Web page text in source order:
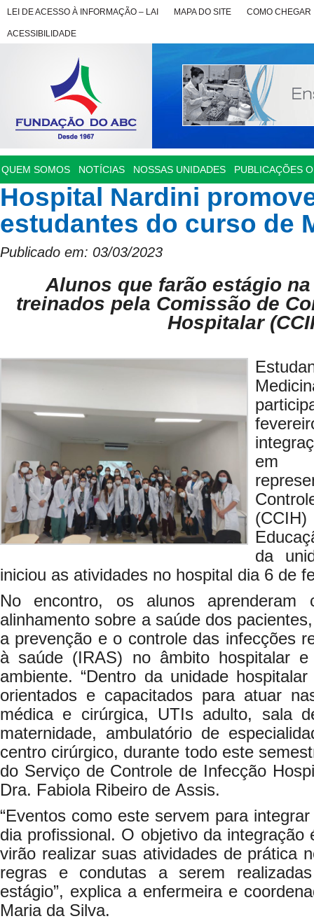
LEI DE ACESSO À INFORMAÇÃO – LAI MAPA DO SITE COMO CHEGAR
ACESSIBILIDADE
QUEM SOMOS NOTÍCIAS NOSSAS UNIDADES PUBLICAÇÕES
Hospital Nardini
estudantes do curso de
Publicado em: 03/03/2023
Alunos que farão estágio
treinados pela Comissão de
Hospitalar
em
da
iniciou as atividades no hospital dia 6 de
No encontro, os alunos
alinhamento sobre a saúde dos
a prevenção e o controle das infecções
à saúde (IRAS) no âmbito hospitalar
ambiente. “Dentro da unidade
orientados e capacitados para atuar
médica e cirúrgica, UTIs adulto, sala
maternidade, ambulatório de
centro cirúrgico, durante todo este
do Serviço de Controle de Infecção
Dra. Fabiola Ribeiro de Assis.
“Eventos como este servem para
dia profissional. O objetivo da integração
virão realizar suas atividades de prática
regras e condutas a serem
estágio”, explica a enfermeira e
Maria da Silva.